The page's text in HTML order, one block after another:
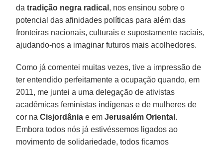
datradição negra radical , nos ensinou sobre o
potencial das afinidades políticas para além das
fronteiras nacionais, culturais e supostamente raciais,
ajudando-nos a imaginar futuros mais acolhedores.
Como já comentei muitas vezes, tive a impressão de
ter entendido perfeitamente a ocupação quando, em
2011, me juntei a uma delegação de ativistas
acadêmicas feministas indígenas e de mulheres de
cor naCisjordânia e emJerusalém Oriental .
Embora todos nós já estivéssemos ligados ao
movimento de solidariedade, todos ficamos